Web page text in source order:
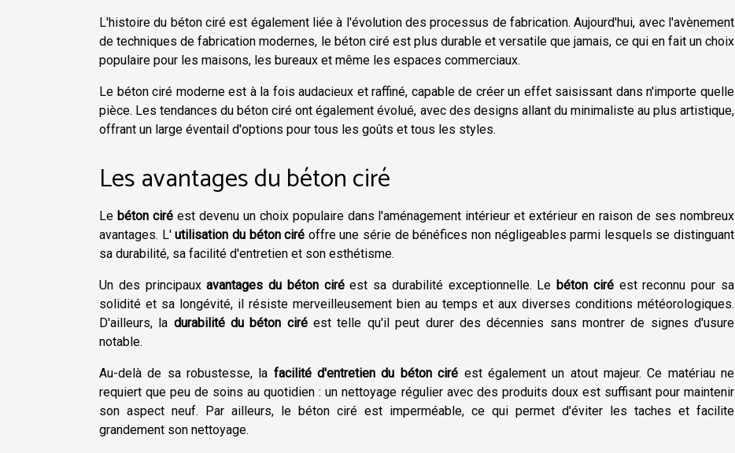
L'histoire du béton ciré est également liée à l'évolution des processus de fabrication. Aujourd'hui, avec l'avènement
de techniques de fabrication modernes, le béton ciré est plus durable et versatile que jamais, ce qui en fait un choix
populaire pour les maisons, les bureaux et même les espaces commerciaux.
Le béton ciré moderne est à la fois audacieux et raffiné, capable de créer un effet saisissant dans n'importe quelle
pièce. Les tendances du béton ciré ont également évolué, avec des designs allant du minimaliste au plus artistique,
offrant un large éventail d'options pour tous les goûts et tous les styles.
Les avantages du béton ciré
Le béton ciréest devenu un choix populaire dans l'aménagement intérieur et extérieur en raison de ses nombreux
avantages. L'utilisation du béton ciré offre une série de bénéfices non négligeables parmi lesquels se distinguant
sa durabilité, sa facilité d'entretien et son esthétisme.
Un des principauxavantages du béton ciréest sa durabilité exceptionnelle. Le béton ciréest reconnu pour sa
solidité et sa longévité, il résiste merveilleusement bien au temps et aux diverses conditions météorologiques.
D'ailleurs, la durabilité du béton ciréest telle qu'il peut durer des décennies sans montrer de signes d'usure
notable.
Au-delà de sa robustesse, la facilité d'entretien du béton ciré est également un atout majeur. Ce matériau ne
requiert que peu de soins au quotidien : un nettoyage régulier avec des produits doux est suffisant pour maintenir
son aspect neuf. Par ailleurs, le béton ciré est imperméable, ce qui permet d'éviter les taches et facilite
grandement son nettoyage.